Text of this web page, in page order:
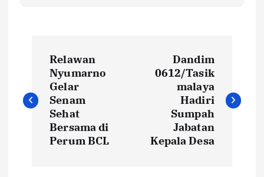
v
Relawan
Nyumarno
Gelar
Senam
Sehat
Bersama di
Perum BCL
Dandim
0612/Tasik
malaya
Hadiri
Sumpah
Jabatan
Kepala Desa